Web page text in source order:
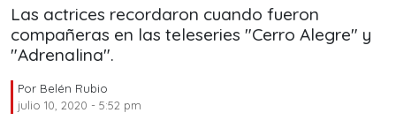
Las actrices recordaron cuando fueron
compañeras en las teleseries "Cerro Alegre" y
"Adrenalina".
Por Belén Rubio
julio 10, 2020 - 5:52 pm